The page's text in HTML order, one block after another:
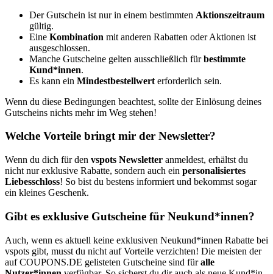
Der Gutschein ist nur in einem bestimmten Aktionszeitraum
gültig.
Eine Kombination mit anderen Rabatten oder Aktionen ist
ausgeschlossen.
Manche Gutscheine gelten ausschließlich fürbestimmte
Kund*innen.
Es kann ein Mindestbestellwert erforderlich sein.
Wenn du diese Bedingungen beachtest, sollte der Einlösung deines
Gutscheins nichts mehr im Weg stehen!
Welche Vorteile bringt mir der Newsletter?
Wenn du dich für den vspots Newsletter anmeldest, erhältst du
nicht nur exklusive Rabatte, sondern auch ein personalisiertes
Liebesschloss! So bist du bestens informiert und bekommst sogar
ein kleines Geschenk.
Gibt es exklusive Gutscheine für Neukund*innen?
Auch, wenn es aktuell keine exklusiven Neukund*innen Rabatte bei
vspots gibt, musst du nicht auf Vorteile verzichten! Die meisten der
aufCOUPONS.DE gelisteten Gutscheine sind füralle